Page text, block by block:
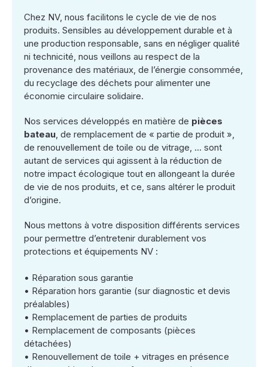
Chez NV, nous facilitons le cycle de vie de nos
produits. Sensibles au développement durable et à
une production responsable, sans en négliger qualité
ni technicité, nous veillons au respect de la
provenance des matériaux, de l’énergie consommée,
du recyclage des déchets pour alimenter une
économie circulaire solidaire.
Nos services développés en matière de pièces
bateau, de remplacement de « partie de produit »,
de renouvellement de toile ou de vitrage, … sont
autant de services qui agissent à la réduction de
notre impact écologique tout en allongeant la durée
de vie de nos produits, et ce, sans altérer le produit
d’origine.
Nous mettons à votre disposition différents services
pour permettre d’entretenir durablement vos
protections et équipements NV :
• Réparation sous garantie
• Réparation hors garantie (sur diagnostic et devis
préalables)
• Remplacement de parties de produits
• Remplacement de composants (pièces
détachées)
• Renouvellement de toile + vitrages en présence